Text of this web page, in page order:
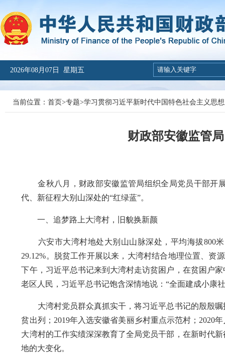
2026年08月07日 星期五
当前位置： 首页>专题>学习贯彻习近平新时代中国特色社会主义思
财政部安徽监管
金秋八月，财政部安徽监管局组织全局党员干部开
代、新征程大别山深处的“红绿蓝”。
一、追梦路上大湾村，旧貌换新颜
六安市大湾村地处大别山山脉深处，平均海拔800米
29.12%。脱贫工作开展以来，大湾村结合地理位置、资
下午，习近平总书记来到大湾村走访贫困户，在贫困户
老区人民，习近平总书记饱含深情地说：“全面建成小康
大湾村党员群众真抓实干，将习近平总书记的殷殷嘱
贫出列；2019年入选安徽省美丽乡村重点示范村；2020
大湾村的工作实绩深深教育了全局党员干部，在新时代
地的大变化。